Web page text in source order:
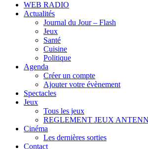
WEB RADIO
Actualités
Journal du Jour – Flash
Jeux
Santé
Cuisine
Politique
Agenda
Créer un compte
Ajouter votre évènement
Spectacles
Jeux
Tous les jeux
REGLEMENT JEUX
Cinéma
Les dernières sorties
Contact